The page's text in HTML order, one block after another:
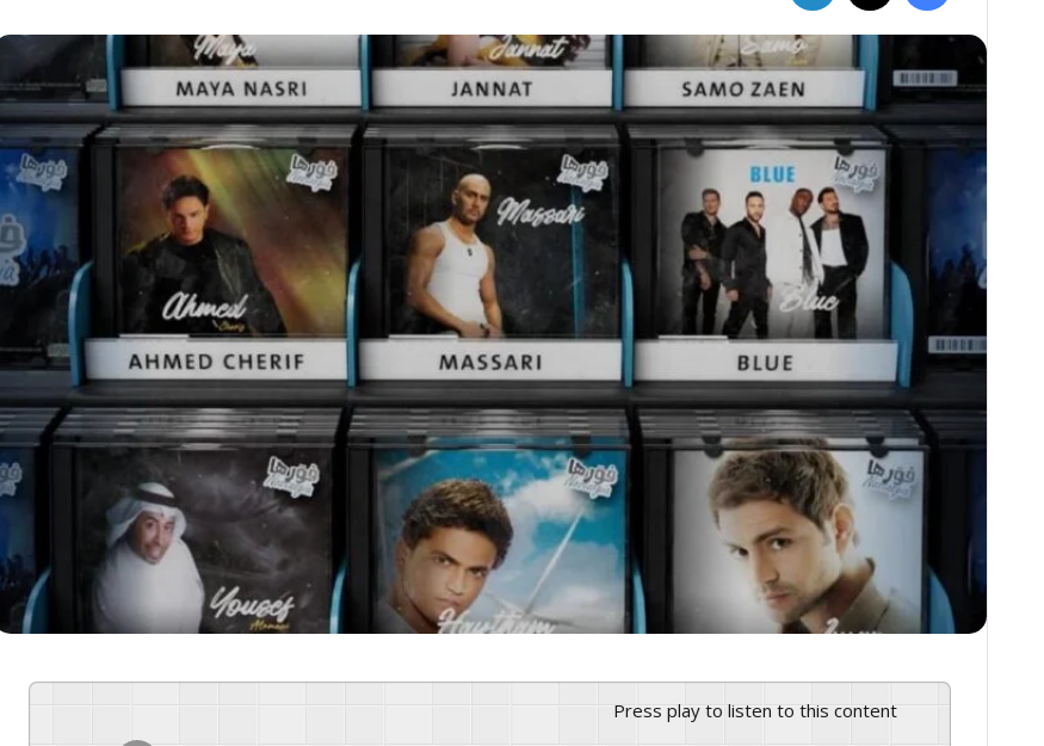
Press play to listen to this content